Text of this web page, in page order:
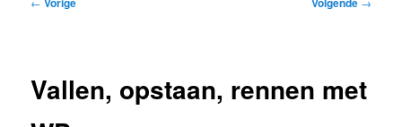
Vallen, opstaan, rennen met